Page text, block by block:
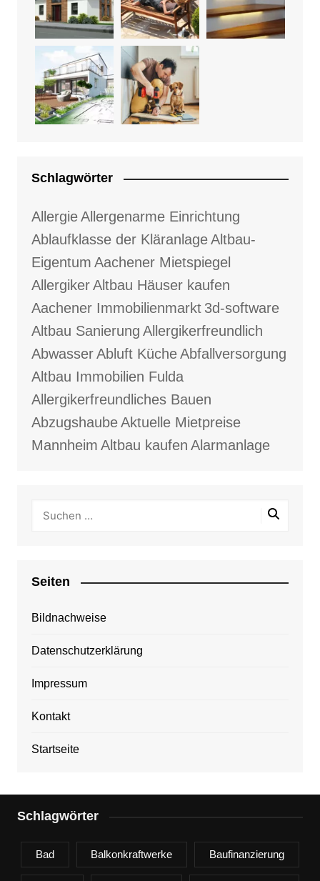
Schlagwörter
AllergieAllergenarme Einrichtung
Ablaufklasse der KläranlageAltbau-
Eigentum Aachener Mietspiegel
AllergikerAltbau Häuser kaufen
Aachener Immobilienmarkt 3d-software
Altbau Sanierung Allergikerfreundlich
AbwasserAbluft KücheAbfallversorgung
Altbau Immobilien Fulda
Allergikerfreundliches Bauen
AbzugshaubeAktuelle Mietpreise
Mannheim Altbau kaufen Alarmanlage
Seiten
Bildnachweise
Datenschutzerklärung
Impressum
Kontakt
Startseite
Schlagwörter
Bad Balkonkraftwerke Baufinanzierung